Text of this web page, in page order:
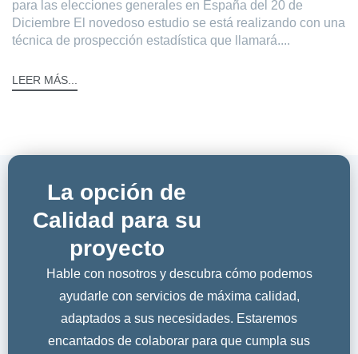
para las elecciones generales en España del 20 de
Diciembre El novedoso estudio se está realizando con una
técnica de prospección estadística que llamará....
LEER MÁS...
La opción de
Calidad para su
proyecto
Hable con nosotros y descubra cómo podemos
ayudarle con servicios de máxima calidad,
adaptados a sus necesidades. Estaremos
encantados de colaborar para que cumpla sus